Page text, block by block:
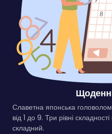
Славетна японська
від 1 до 9. Три рівні
складний.